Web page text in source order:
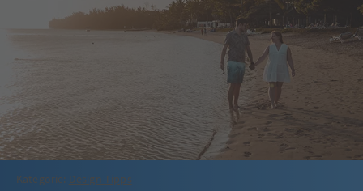
Kategorie: Design-Tipps